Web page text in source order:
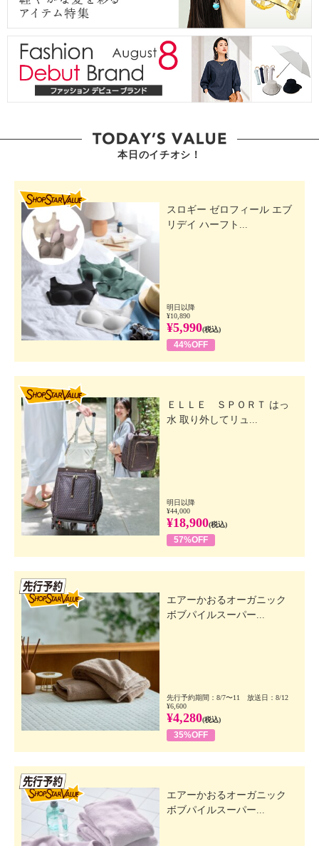
本日のイチオシ！
スロギー ゼロフィール エブ
リデイ ハーフト...
明日以降
¥10,890
¥5,990(税込)
44%OFF
ＥＬＬＥ ＳＰＯＲＴ はっ
水 取り外してリュ...
明日以降
¥44,000
¥18,900(税込)
57%OFF
エアーかおるオーガニック
ボブパイルスーパー...
先行予約期間：8/7〜11 放送日：8/12
¥6,600
¥4,280(税込)
35%OFF
エアーかおるオーガニック
ボブパイルスーパー...